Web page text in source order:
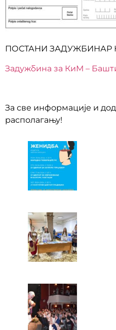
ПОСТАНИ ЗАДУЖБИНАР
Задужбина за КиМ –
За све информације и
располагању!